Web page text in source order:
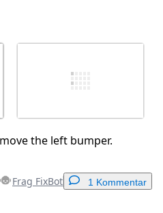
the left bumper.
Frag FixBot 1 Kommentar